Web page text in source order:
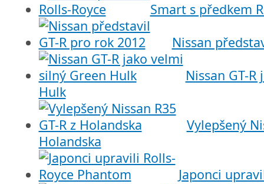
Smart s předkem
Nissan
Nissan GT-
Hulk
Vylepšený
Holandska
Japonci